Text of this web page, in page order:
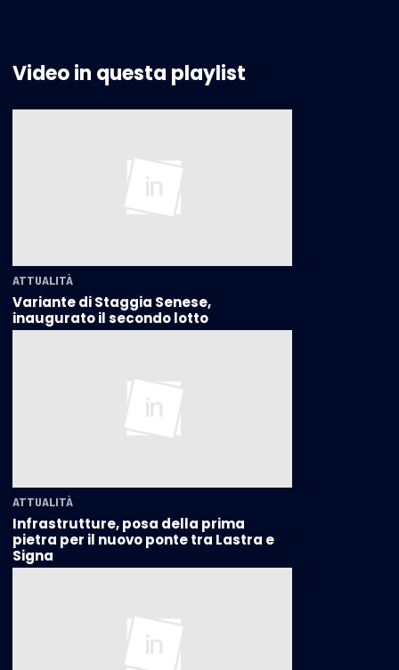
Video in questa playlist
ATTUALITÀ
Variante di Staggia Senese,
inaugurato il secondo lotto
ATTUALITÀ
Infrastrutture, posa della prima
pietra per il nuovo ponte tra Lastra e
Signa